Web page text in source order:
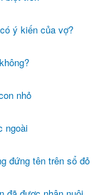
ý kiến của vợ?
nhỏ
ngoài
đứng tên trên sổ đỏ